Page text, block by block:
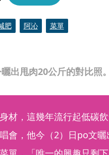
出甩肉20公斤的對比照
肥 阿沁 菜單
材，這幾年流行起低碳
會，他今（2）日po文